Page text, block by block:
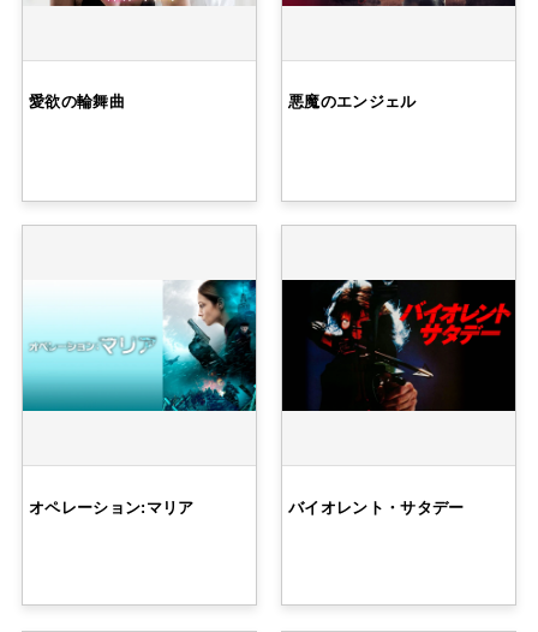
愛欲の輪舞曲 悪魔のエンジェル
オペレーション:マリア バイオレント・サタデー